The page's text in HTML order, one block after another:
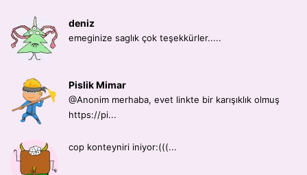
deniz
emeginize saglık çok teşekkürler.....
Pislik Mimar
@Anonim merhaba, evet linkte bir karışıklık olmuş
https://pi...
cop konteyniri iniyor:(((...